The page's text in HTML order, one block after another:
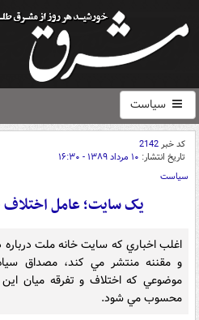
سیاست
کد خبر2142
تاریخ انتشار: ۱۰ مرداد ۱۳۸۹ - ۱۶:۳۰
سیاست
يک سايت؛ عامل
اغلب اخباري که سايت خانه ملت
و مقننه منتشر مي کند، مصداق
موضوعي که اختلاف و تفرقه ميان
محسوب مي شود.